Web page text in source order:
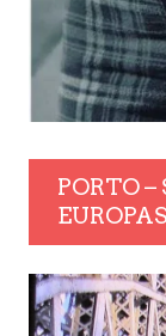
PORTO
EUROPAS